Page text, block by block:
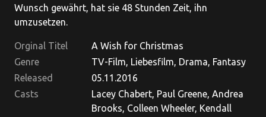
Wunsch gewährt, hat sie 48 Stunden Zeit, ihn
umzusetzen.
Orginal Titel
A Wish for Christmas
Genre
TV-Film, Liebesfilm, Drama, Fantasy
Released
05.11.2016
Casts
Lacey Chabert, Paul Greene, Andrea
Brooks, Colleen Wheeler, Kendall